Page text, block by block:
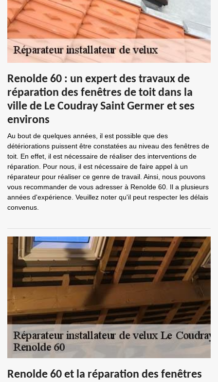
Renolde 60 : un expert des travaux de
réparation des fenêtres de toit dans la
ville de Le Coudray Saint Germer et ses
environs
Au bout de quelques années, il est possible que des
détériorations puissent être constatées au niveau des fenêtres de
toit. En effet, il est nécessaire de réaliser des interventions de
réparation. Pour nous, il est nécessaire de faire appel à un
réparateur pour réaliser ce genre de travail. Ainsi, nous pouvons
vous recommander de vous adresser à Renolde 60. Il a plusieurs
années d'expérience. Veuillez noter qu'il peut respecter les délais
convenus.
Renolde 60 et la réparation des fenêtres